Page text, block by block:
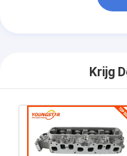
Motornokkenas
Motortuimelaar
Motor van een
Krijg